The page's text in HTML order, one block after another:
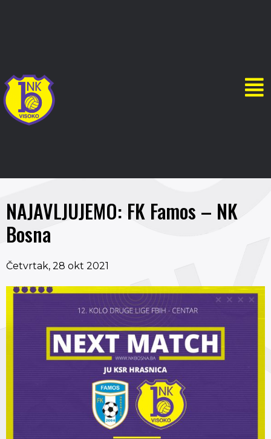
NAJAVLJUJEMO: FK Famos – NK
Bosna
Četvrtak, 28 okt 2021